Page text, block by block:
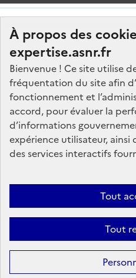
À propos des
expertise.asnr.fr
Bienvenue ! Ce site utilise
fréquentation du site afin
fonctionnement et
accord, pour évaluer la
d’informations
expérience utilisateur,
des services interactifs
Tout
Tout
Nos marchés
Nos offres d'emploi
FAQ
Glossaire
Plan du site